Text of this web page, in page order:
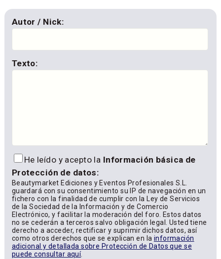
Autor / Nick:
Texto:
He leído y acepto la Información básica de
Protección de datos:
Beautymarket Ediciones y Eventos Profesionales S.L.
guardará con su consentimiento su IP de navegación en un
fichero con la finalidad de cumplir con la Ley de Servicios
de la Sociedad de la Información y de Comercio
Electrónico, y facilitar la moderación del foro. Estos datos
no se cederán a terceros salvo obligación legal. Usted tiene
derecho a acceder, rectificar y suprimir dichos datos, así
como otros derechos que se explican en la información
adicional y detallada sobre Protección de Datos que se
puede consultar aquí.